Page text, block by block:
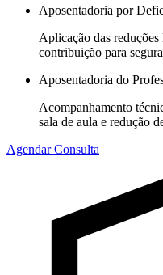
Aposentadoria por
Aplicação das
contribuição para
Aposentadoria do
Acompanhamento
sala de aula e redução
Agendar Consulta